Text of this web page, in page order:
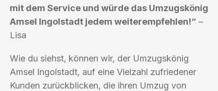
mit dem Service und würde das Umzugskönig
Amsel Ingolstadt jedem weiterempfehlen!“ –
Lisa
Wie du siehst, können wir, der Umzugskönig
Amsel Ingolstadt, auf eine Vielzahl zufriedener
Kunden zurückblicken, die ihren Umzug von